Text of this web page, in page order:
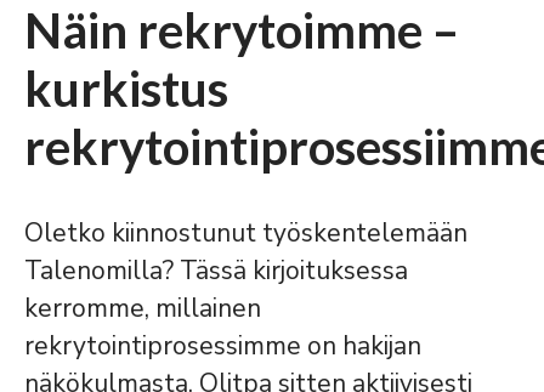
Näin rekrytoimme –
kurkistus
Oletko kiinnostunut työskentelemään
Talenomilla? Tässä kirjoituksessa
kerromme, millainen
rekrytointiprosessimme on hakijan
näkökulmasta. Olitpa sitten aktiivisesti